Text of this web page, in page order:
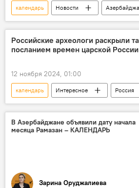
календарь Новости
Праздник
События и даты
Российские археологи раскрыли
посланием времен царской России
12 ноября 2024, 01:00
календарь Интересное
Россия
Археология
Ростов
Газета
В Азербайджане объявили дату начала
месяца Рамазан – КАЛЕНДАРЬ
Зарина Оруджалиева